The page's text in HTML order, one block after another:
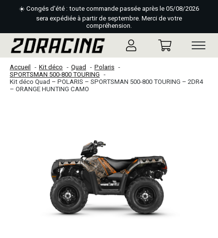
☀️ Congés d'été : toute commande passée après le 05/08/2026
sera expédiée à partir de septembre. Merci de votre
compréhension.
Accueil Kit déco Quad
Polaris
SPORTSMAN 500-800 TOURING
Kit déco Quad – POLARIS – SPORTSMAN 500-800 TOURING – 2DR4
– ORANGE HUNTING CAMO